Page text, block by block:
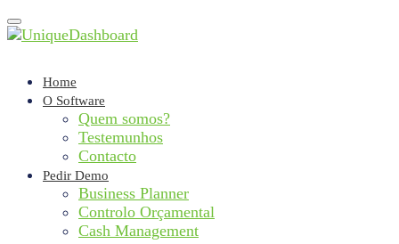
Toggle
navigation
Home
O Software
Quem somos?
Testemunhos
Contacto
Pedir Demo
Business Planner
Controlo Orçamental
Cash Management